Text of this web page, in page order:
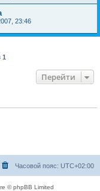
23:46
1
Перейти
Часовой пояс: UTC+02:00
© phpBB Limited